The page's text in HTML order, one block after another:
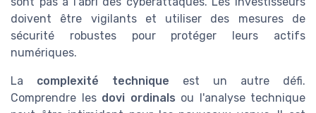
doivent être vigilants et utiliser des mesures de
sécurité robustes pour protéger leurs actifs
numériques.
La complexité technique est un autre défi.
Comprendre les dovi ordinals ou l'analyse technique